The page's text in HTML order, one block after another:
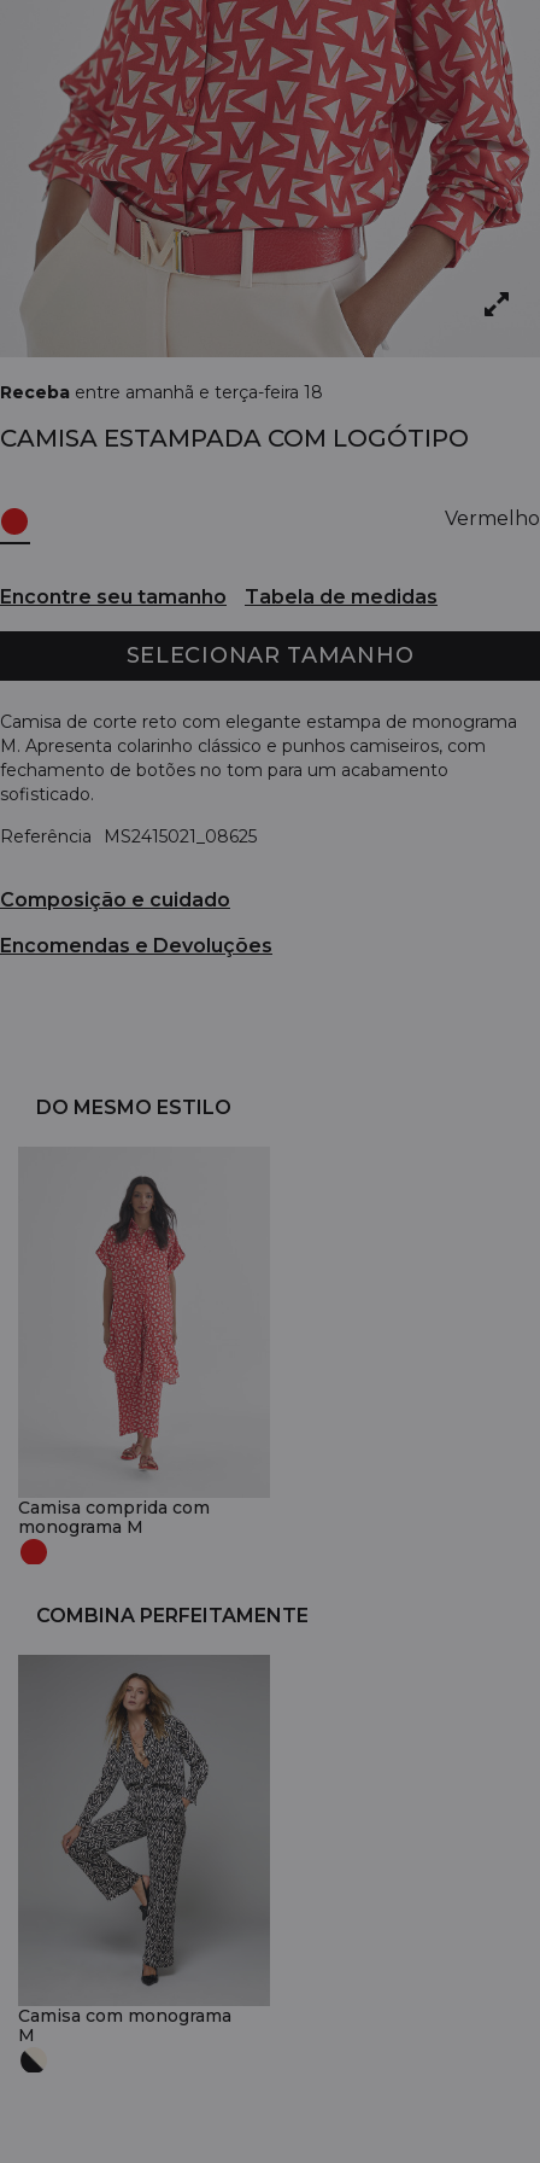
Receba entre amanhã e terça-feira 18
CAMISA ESTAMPADA COM LOGÓTIPO
Vermelho
Encontre seu tamanho Tabela de medidas
SELECIONAR TAMANHO
Camisa de corte reto com elegante estampa de monograma
M. Apresenta colarinho clássico e punhos camiseiros, com
fechamento de botões no tom para um acabamento
sofisticado.
Referência
MS2415021_08625
Composição e cuidado
Encomendas e Devoluções
DO MESMO ESTILO
Camisa comprida com
monograma M
COMBINA PERFEITAMENTE
Camisa com monograma
M